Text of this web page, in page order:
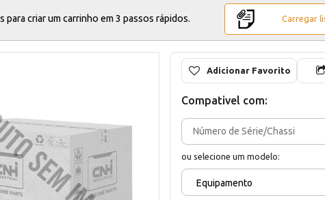
para criar um carrinho em 3 passos rápidos. Carregar
Adicionar Favorito
Compativel com:
ou selecione um modelo:
Equipamento